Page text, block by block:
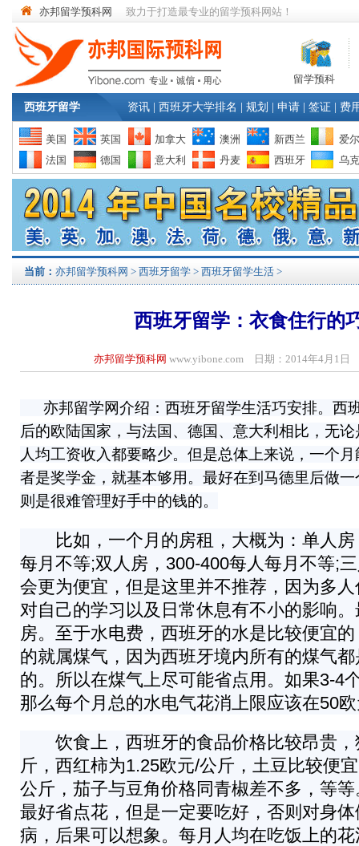
亦邦留学预科网 致力于打造最专业的留学预科网站！
留学预科
西班牙留学 资讯 西班牙大学排名 规划 申请 签证 费
美国 英国 加拿大 澳洲 新西兰
爱
法国
德国 意大利 丹麦 西班牙 乌
当前： 亦邦留学预科网 > 西班牙留学 > 西班牙留学生活 >
西班牙留学：衣食住行的
亦邦留学预科网 www.yibone.com 日期：2014年4月1日
亦邦留学网介绍：西班牙留学生活巧安排。西
后的欧陆国家，与法国、德国、意大利相比，无
人均工资收入都要略少。但是总体上来说，一个
者是奖学金，就基本够用。最好在到马德里后做
则是很难管理好手中的钱的。
比如，一个月的房租，大概为：单人房
每月不等;双人房，300-400每人每月不等;
会更为便宜，但是这里并不推荐，因为多
对自己的学习以及日常休息有不小的影响
房。至于水电费，西班牙的水是比较便宜
的就属煤气，因为西班牙境内所有的煤气
的。所以在煤气上尽可能省点用。如果3-4
那么每个月总的水电气花消上限应该在50
饮食上，西班牙的食品价格比较昂贵，
斤，西红柿为1.25欧元/公斤，土豆比较便
公斤，茄子与豆角价格同青椒差不多，等
最好省点花，但是一定要吃好，否则对身
病，后果可以想象。每月人均在吃饭上的